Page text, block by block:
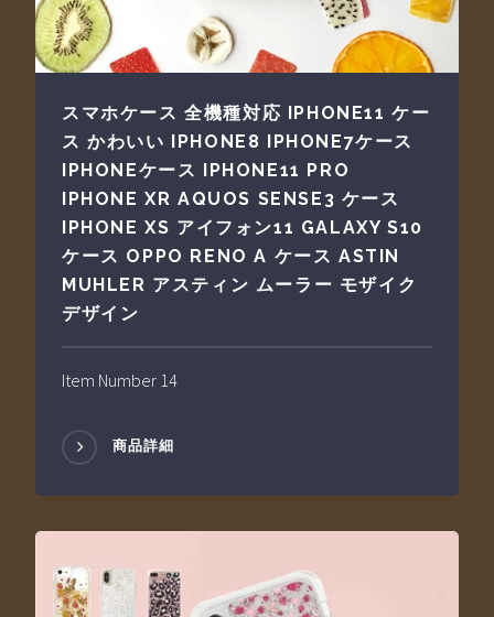
スマホケース 全機種対応 IPHONE11 ケー
ス かわいい IPHONE8 IPHONE7ケース
IPHONEケース IPHONE11 PRO
IPHONE XR AQUOS SENSE3 ケース
IPHONE XS アイフォン11 GALAXY S10
ケース OPPO RENO A ケース ASTIN
MUHLER アスティン ムーラー モザイク
デザイン
Item Number 14
商品詳細